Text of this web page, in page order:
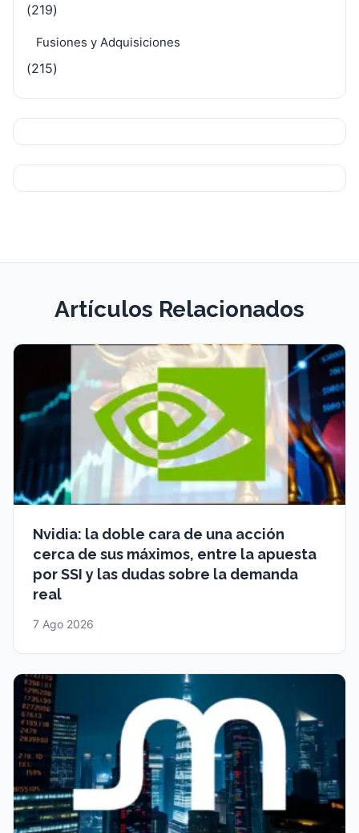
(219)
Fusiones y Adquisiciones
(215)
Artículos Relacionados
Nvidia: la doble cara de una acción
cerca de sus máximos, entre la apuesta
por SSI y las dudas sobre la demanda
real
7 Ago 2026